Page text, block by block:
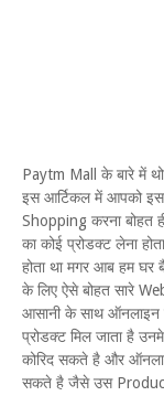
Paytm Mall के बारे में
इस आर्टिकल में आपको
Shopping करना बोहत
का कोई प्रोडक्ट लेना
होता था मगर आब हम
के लिए ऐसे बोहत सारे
आसानी के साथ ऑनलाइन
प्रोडक्ट मिल जाता है
कोरिद सकते है और
सकते है जैसे उस